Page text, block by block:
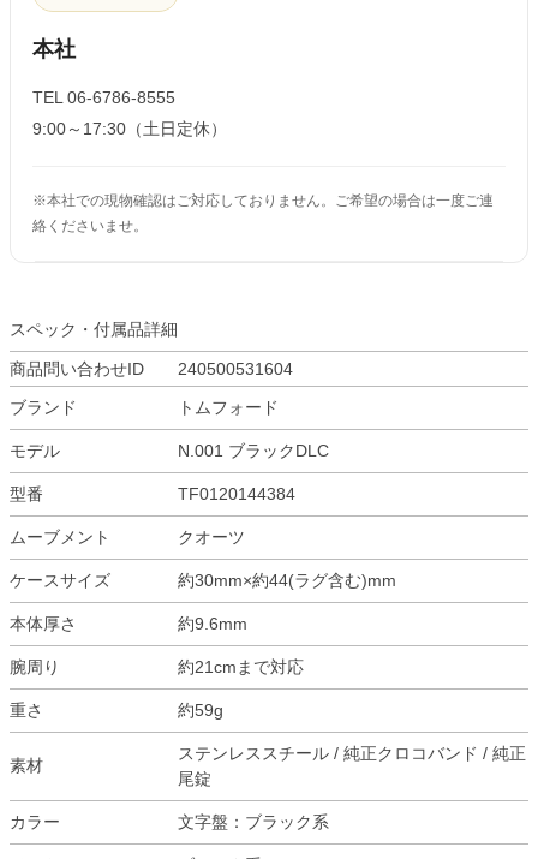
本社
TEL 06-6786-8555
9:00～17:30（土日定休）
※本社での現物確認はご対応しておりません。ご希望の場合は一度ご連
絡くださいませ。
スペック・付属品詳細
商品問い合わせID
240500531604
ブランド
トムフォード
モデル N.001 ブラックDLC
型番 TF0120144384
ムーブメント クオーツ
ケースサイズ 約30mm×約44(ラグ含む)mm
本体厚さ 約9.6mm
腕周り 約21cmまで対応
重さ 約59g
素材
ステンレススチール / 純正クロコバンド / 純正
尾錠
カラー 文字盤：ブラック系